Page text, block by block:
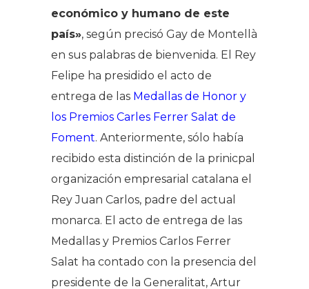
económico y humano de este
país», según precisó Gay de Montellà
en sus palabras de bienvenida. El Rey
Felipe ha presidido el acto de
entrega de las Medallas de Honor y
los Premios Carles Ferrer Salat de
Foment. Anteriormente, sólo había
recibido esta distinción de la prinicpal
organización empresarial catalana el
Rey Juan Carlos, padre del actual
monarca. El acto de entrega de las
Medallas y Premios Carlos Ferrer
Salat ha contado con la presencia del
presidente de la Generalitat, Artur